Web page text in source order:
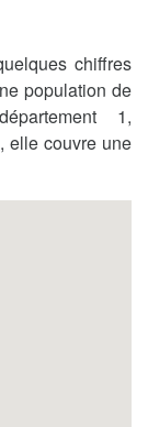
chiffres
population de
1,
elle couvre une